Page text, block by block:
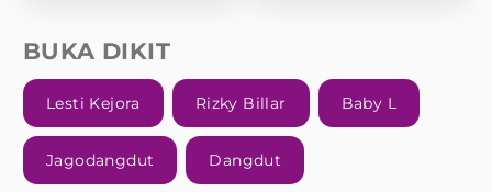
BUKA DIKIT
Lesti Kejora Rizky Billar Baby L
Jagodangdut Dangdut